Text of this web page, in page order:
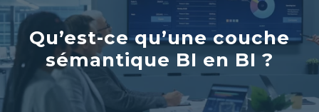
Qu’est-ce qu’une couche
sémantique BI en BI ?